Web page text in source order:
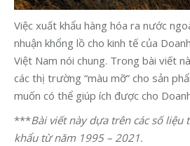
Việc xuất khẩu hàng hóa ra nước
nhuận khổng lồ cho kinh tế của
Việt Nam nói chung. Trong bài viết
các thị trường “màu mỡ” cho sản
muốn có thể giúp ích được cho
***Bài viết này dựa trên các số
khẩu từ năm 1995 – 2021.